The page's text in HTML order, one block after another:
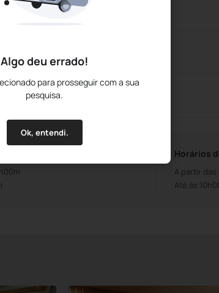
Algo deu errado!
para prosseguir com a sua
pesquisa.
Ok, entendi.
Horários
A partir
Até às